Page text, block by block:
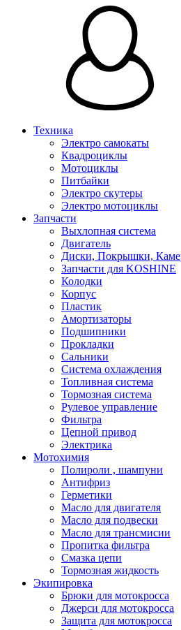
Техника
Электро самокаты
Квадроциклы
Мотоциклы
Питбайки
Электро скутеры
Электро мотоциклы
Запчасти
Выхлопная система
Двигатель
Диски, Покрышки,
Запчасти для KOSHINE
Колодки
Корпус
Пластик
Амортизаторы
Подшипники
Прокладки
Сальники
Система охлаждения
Топливная система
Тормозная система
Рулевое управление
Фильтра
Цепной привод
Электрика
Мотохимия
Полироли , шампуни
Антифриз
Герметики
Масло для двигателя
Масло для подвески
Масло для трансмисии
Пропитка фильтра
Смазка цепи
Тормозная жидкость
Экипировка
Брюки для мотокросса
Джерси для мотокросса
Защита для мотокросса